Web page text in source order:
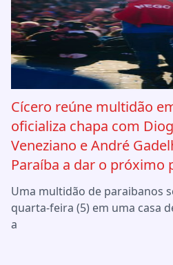
Cícero reúne multidão
oficializa chapa com
Veneziano e André
Paraíba a dar o próximo
Uma multidão de paraibanos
quarta-feira (5) em uma casa
a